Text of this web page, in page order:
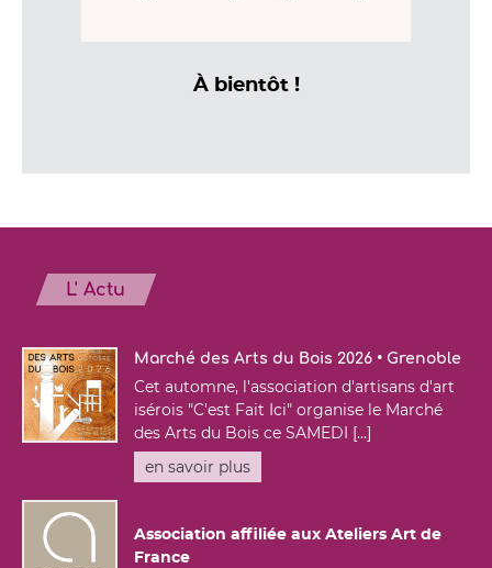
À bientôt !
L' Actu
Marché des Arts du Bois 2026 • Grenoble
Cet automne, l'association d'artisans d'art
isérois "C'est Fait Ici" organise le Marché
des Arts du Bois ce SAMEDI [...]
en savoir plus
Association affiliée aux Ateliers Art de
France